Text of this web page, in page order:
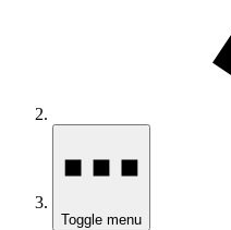
Toggle menu